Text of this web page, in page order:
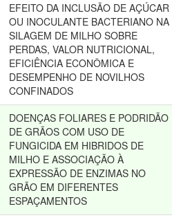
EFEITO DA INCLUSÃO DE AÇÚCAR
OU INOCULANTE BACTERIANO NA
SILAGEM DE MILHO SOBRE
PERDAS, VALOR NUTRICIONAL,
EFICIÊNCIA ECONÔMICA E
DESEMPENHO DE NOVILHOS
CONFINADOS
DOENÇAS FOLIARES E PODRIDÃO
DE GRÃOS COM USO DE
FUNGICIDA EM HIBRIDOS DE
MILHO E ASSOCIAÇÃO À
EXPRESSÃO DE ENZIMAS NO
GRÃO EM DIFERENTES
ESPAÇAMENTOS